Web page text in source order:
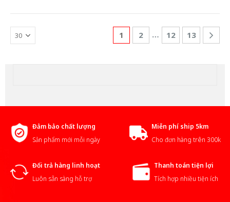
1 2 … 12 13
Đảm bảo chất lượng
Sản phẩm mới mỗi ngày
Miễn phí ship 5km
Cho đơn hàng trên 300k
Đổi trả hàng linh hoạt
Luôn sẵn sàng hỗ trợ
Thanh toán tiện lợi
Tích hợp nhiều tiện ích